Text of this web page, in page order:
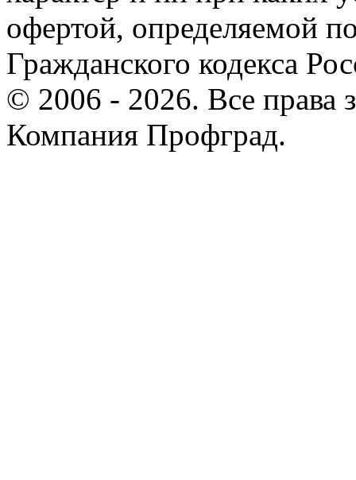
офертой, определяемой
Гражданского кодекса
© 2006 - 2026. Все права
Компания Профград.